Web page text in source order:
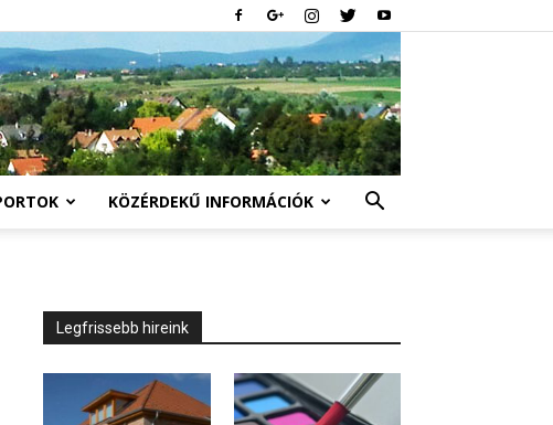
KÖZÉRDEKŰ INFORMÁCIÓK
Legfrissebb hireink